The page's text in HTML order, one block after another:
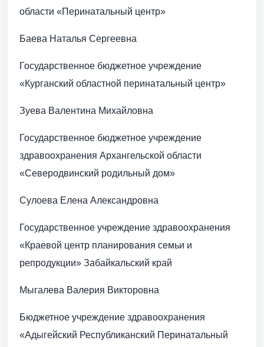
области «Перинатальный центр»
Баева Наталья Сергеевна
Государственное бюджетное учреждение
«Курганский областной перинатальный центр»
Зуева Валентина Михайловна
Государственное бюджетное учреждение
здравоохранения Архангельской области
«Северодвинский родильный дом»
Сулоева Елена Александровна
Государственное учреждение здравоохранения
«Краевой центр планирования семьи и
репродукции» Забайкальский край
Мыгалева Валерия Викторовна
Бюджетное учреждение здравоохранения
«Адыгейский Республиканский Перинатальный